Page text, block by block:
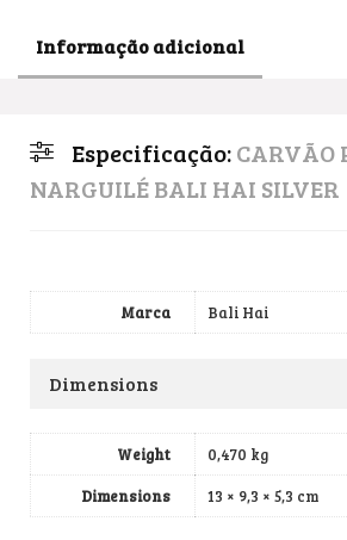
Informação adicional
Especificação:CARVÃO
NARGUILÉ BALI HAI SILVER
Marca Bali Hai
Dimensions
Weight
0,470 kg
Dimensions
13 × 9,3 × 5,3 cm